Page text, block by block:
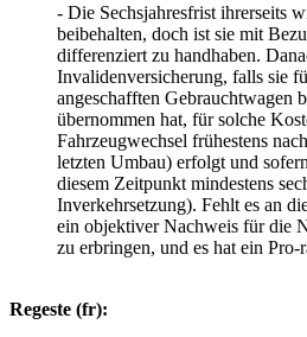
- Die Sechsjahresfrist ihrerseits
beibehalten, doch ist sie mit
differenziert zu handhaben.
Invalidenversicherung, falls sie
angeschafften Gebrauchtwagen
übernommen hat, für solche
Fahrzeugwechsel frühestens
letzten Umbau) erfolgt und
diesem Zeitpunkt mindestens
Inverkehrsetzung). Fehlt es an
ein objektiver Nachweis für die
zu erbringen, und es hat ein
Regeste (fr):